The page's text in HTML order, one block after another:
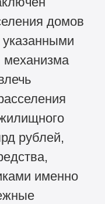
домов
механизма
рублей,
именно